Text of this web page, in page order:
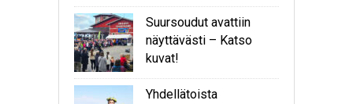
Suursoudut avattiin
näyttävästi – Katso
kuvat!
Yhdellätoista